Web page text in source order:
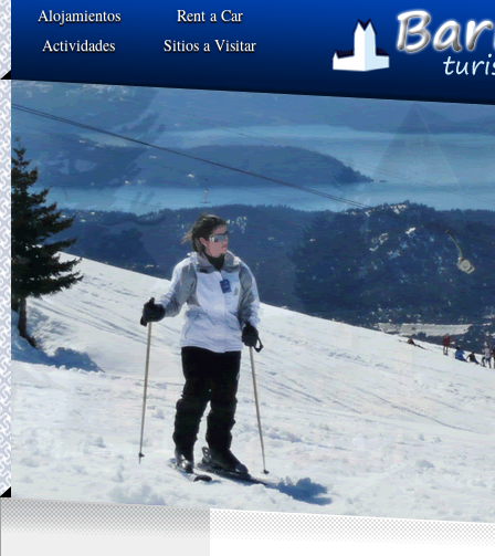
Alojamientos
Rent a Car
Actividades
Sitios a Visitar